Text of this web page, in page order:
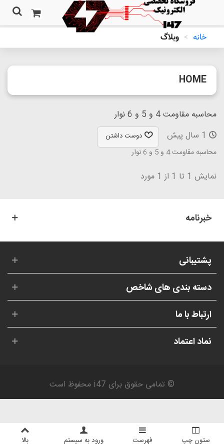
خانه > وبلاگ
HOME
محاسبه مقاومت 4 و 5 و 6 نوار
1 سال پیش
دوست داشتن
محاسبه مقاومت 4 و 5 و 6 نوار
نمایش 1 تا 1 از 1 مورد
خبرنامه
پشتیبانی
دسته بندی های شاخص
ارتباط با ما
نماد اعتماد
© تمامی حقوق برای i47 محفوظ است
ستون چپ فهرست ورود به سیستم بالا